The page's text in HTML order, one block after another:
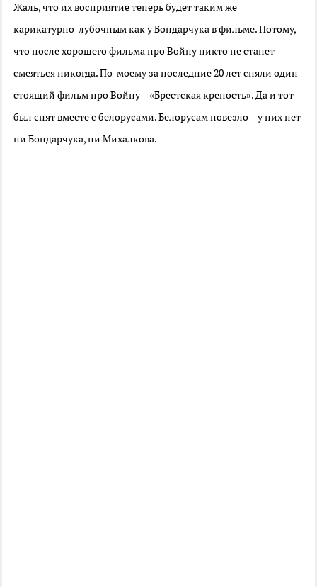
Жаль, что их восприятие теперь будет таким же
карикатурно-лубочным как у Бондарчука в фильме. Потому,
что после хорошего фильма про Войну никто не станет
смеяться никогда. По-моему за последние 20 лет сняли один
стоящий фильм про Войну – «Брестская крепость». Да и тот
был снят вместе с белорусами. Белорусам повезло – у них нет
ни Бондарчука, ни Михалкова.